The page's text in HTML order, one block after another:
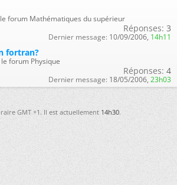
forum Mathématiques du supérieur
Réponses: 3
Dernier message: 10/09/2006, 14h11
fortran?
forum Physique
Réponses: 4
Dernier message: 18/05/2006, 23h03
GMT +1. Il est actuellement14h30.